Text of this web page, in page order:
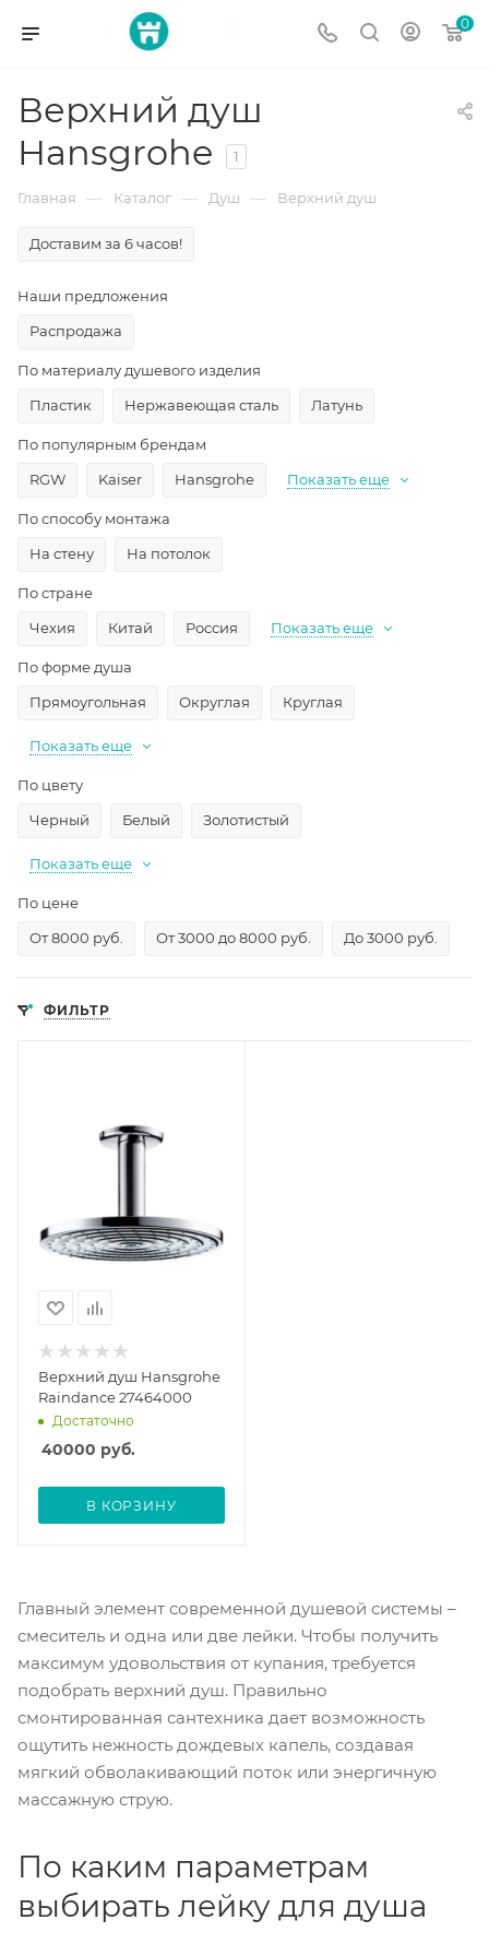
0
Верхний душ
Hansgrohe
1
Главная — Каталог — Душ — Верхний душ
Доставим за 6 часов!
Наши предложения
Распродажа
По материалу душевого изделия
Пластик
Нержавеющая сталь Латунь
По популярным брендам
RGW
Kaiser Hansgrohe Показать еще
По способу монтажа
На стену
На потолок
По стране
Чехия
Китай Россия Показать еще
По форме душа
Прямоугольная
Округлая Круглая
Показать еще
По цвету
Черный
Белый Золотистый
Показать еще
По цене
От 8000 руб.
От 3000 до 8000 руб. До 3000 руб.
ФИЛЬТР
Верхний душ Hansgrohe
Raindance 27464000
Достаточно
40000 руб.
В КОРЗИНУ
Главный элемент современной душевой системы –
смеситель и одна или две лейки. Чтобы получить
максимум удовольствия от купания, требуется
подобрать верхний душ. Правильно
смонтированная сантехника дает возможность
ощутить нежность дождевых капель, создавая
мягкий обволакивающий поток или энергичную
массажную струю.
По каким параметрам
выбирать лейку для душа